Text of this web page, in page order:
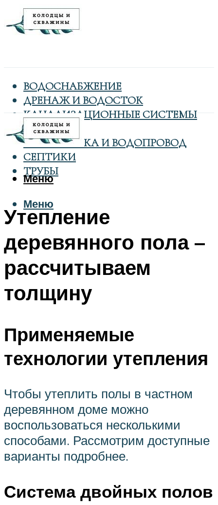
ВОДОСНАБЖЕНИЕ
ДРЕНАЖ И ВОДОСТОК
КАНАЛИЗАЦИОННЫЕ СИСТЕМЫ
КОЛОДЦЫ
САНТЕХНИКА И ВОДОПРОВОД
СЕПТИКИ
ТРУБЫ
Меню
Меню
Утепление
деревянного пола –
рассчитываем
толщину
Применяемые
технологии утепления
Чтобы утеплить полы в частном
деревянном доме можно
воспользоваться несколькими
способами. Рассмотрим доступные
варианты подробнее.
Система двойных полов